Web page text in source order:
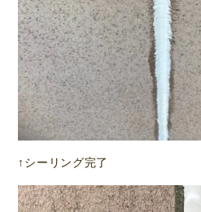
↑シーリング完了